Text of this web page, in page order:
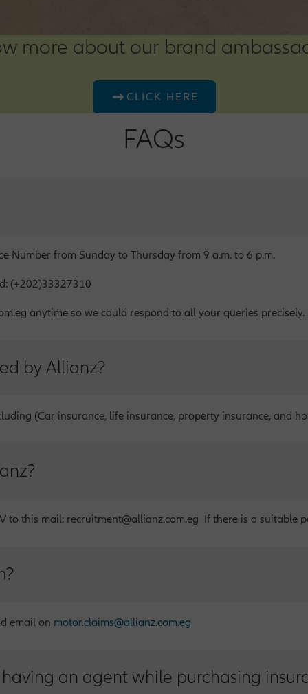
more about our brand
CLICK HERE
FAQs
Number from Sunday to Thursday from 9 a.m. to 6 p.m.
(+202)33327310
anytime so we could respond to all your queries precisely.
by Allianz?
(Car insurance, life insurance, property insurance, and
to this mail: recruitment@allianz.com.eg If there is a suitable
email on motor.claims@allianz.com.eg
an agent while purchasing